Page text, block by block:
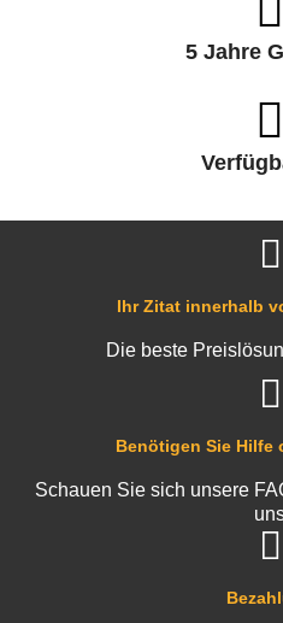
5 Jahre
Benötigen Sie Hilfe
Schauen Sie sich unsere
Ihr Zitat innerhalb
Die beste